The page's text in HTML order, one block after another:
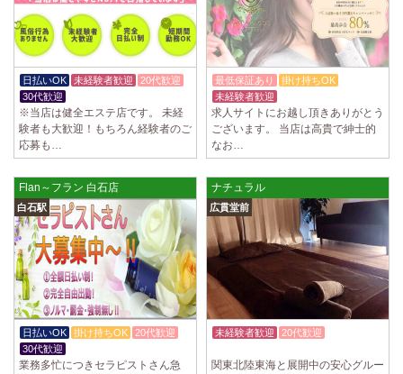
日払いOK 未経験者歓迎
20代歓迎
30代歓迎
※当店は健全エステ店です。 未経
験者も大歓迎！もちろん経験者のご
応募も…
最低保証あり
掛け持ちOK
未経験者歓迎
求人サイトにお越し頂きありがとう
ございます。 当店は高貴で紳士的
なお…
Flan～フラン 白石店
白石駅
日払いOK 掛け持ちOK
20代歓迎
30代歓迎
業務多忙につきセラピストさん急
ナチュラル
広貫堂前
未経験者歓迎
20代歓迎
関東北陸東海と展開中の安心グルー